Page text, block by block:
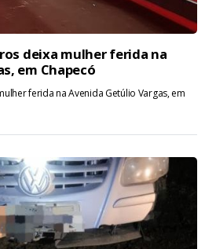
deixa mulher ferida na
em Chapecó
ferida na Avenida Getúlio Vargas, em